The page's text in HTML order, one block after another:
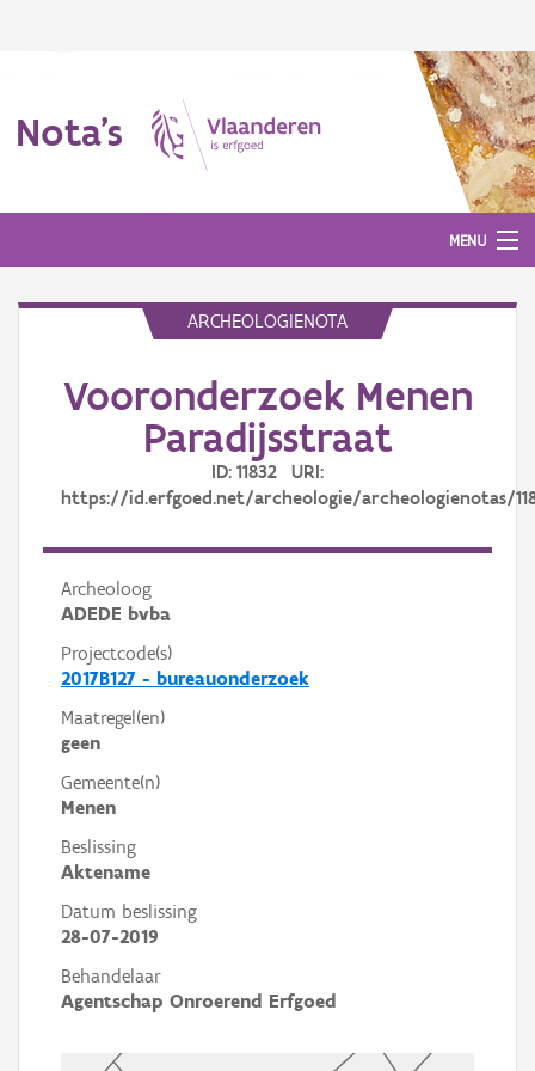
Nota's
MENU
Aanmelden
ARCHEOLOGIENOTA
Vooronderzoek Menen
Paradijsstraat
ID: 11832 URI:
https://id.erfgoed.net/archeologie/archeologienotas/
Archeoloog
ADEDE bvba
Projectcode(s)
2017B127 - bureauonderzoek
Maatregel(en)
geen
Gemeente(n)
Menen
Beslissing
Aktename
Datum beslissing
28-07-2019
Behandelaar
Agentschap Onroerend Erfgoed